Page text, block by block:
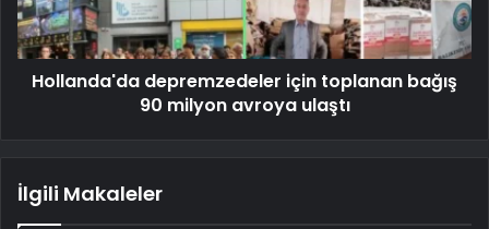
Hollanda'da depremzedeler için toplanan bağış
90 milyon avroya ulaştı
İlgili Makaleler